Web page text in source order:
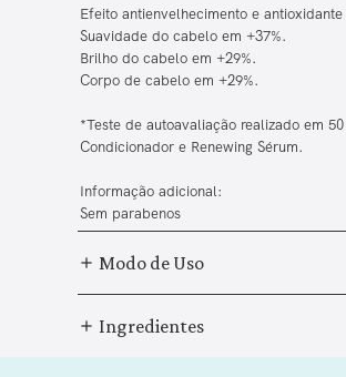
Efeito antienvelhecimento e
Suavidade do cabelo em +37%.
Brilho do cabelo em +29%.
Corpo de cabelo em +29%.
*Teste de autoavaliação realizado em
Condicionador e Renewing Sérum.
Informação adicional:
Sem parabenos
Modo de Uso
Ingredientes